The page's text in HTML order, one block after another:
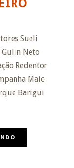
Sueli
Gulin Neto
Redentor
Maio
Barigui